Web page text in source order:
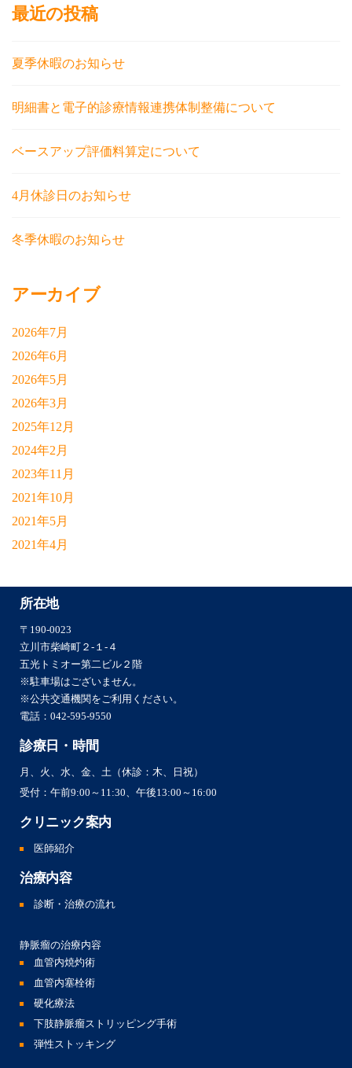
最近の投稿
夏季休暇のお知らせ
明細書と電子的診療情報連携体制整備について
ベースアップ評価料算定について
4月休診日のお知らせ
冬季休暇のお知らせ
アーカイブ
2026年7月
2026年6月
2026年5月
2026年3月
2025年12月
2024年2月
2023年11月
2021年10月
2021年5月
2021年4月
所在地
〒190-0023
立川市柴崎町２-１-４
五光トミオー第二ビル２階
※駐車場はございません。
※公共交通機関をご利用ください。
電話： 042-595-9550
診療日・時間
月、火、水、金、土（休診：木、日祝）
受付：午前9:00～11:30、午後13:00～16:00
クリニック案内
医師紹介
治療内容
診断・治療の流れ
静脈瘤の治療内容
血管内焼灼術
血管内塞栓術
硬化療法
下肢静脈瘤ストリッピング手術
弾性ストッキング